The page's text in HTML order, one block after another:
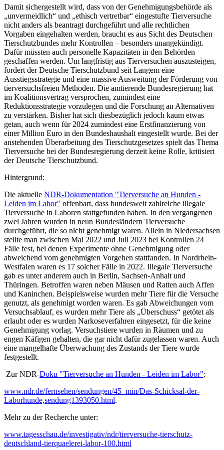
Damit sichergestellt wird, dass von der Genehmigungsbehörde als
„unvermeidlich“ und „ethisch vertretbar“ eingestufte Tierversuche
nicht anders als beantragt durchgeführt und alle rechtlichen
Vorgaben eingehalten werden, braucht es aus Sicht des Deutschen
Tierschutzbundes mehr Kontrollen – besonders unangekündigt.
Dafür müssten auch personelle Kapazitäten in den Behörden
geschaffen werden. Um langfristig aus Tierversuchen auszusteigen,
fordert der Deutsche Tierschutzbund seit Langem eine
Ausstiegsstrategie und eine massive Ausweitung der Förderung von
tierversuchsfreien Methoden. Die amtierende Bundesregierung hat
im Koalitionsvertrag versprochen, zumindest eine
Reduktionsstrategie vorzulegen und die Forschung an Alternativen
zu verstärken. Bisher hat sich diesbezüglich jedoch kaum etwas
getan, auch wenn für 2024 zumindest eine Erstfinanzierung von
einer Million Euro in den Bundeshaushalt eingestellt wurde. Bei der
anstehenden Überarbeitung des Tierschutzgesetzes spielt das Thema
Tierversuche bei der Bundesregierung derzeit keine Rolle, kritisiert
der Deutsche Tierschutzbund.
Hintergrund:
Die aktuelle NDR-Dokumentation "Tierversuche an Hunden -
Leiden im Labor" offenbart, dass bundesweit zahlreiche illegale
Tierversuche in Laboren stattgefunden haben. In den vergangenen
zwei Jahren wurden in neun Bundesländern Tierversuche
durchgeführt, die so nicht genehmigt waren. Allein in Niedersachsen
stellte man zwischen Mai 2022 und Juli 2023 bei Kontrollen 24
Fälle fest, bei denen Experimente ohne Genehmigung oder
abweichend vom genehmigten Vorgehen stattfanden. In Nordrhein-
Westfalen waren es 17 solcher Fälle in 2022. Illegale Tierversuche
gab es unter anderem auch in Berlin, Sachsen-Anhalt und
Thüringen. Betroffen waren neben Mäusen und Ratten auch Affen
und Kaninchen. Beispielsweise wurden mehr Tiere für die Versuche
genutzt, als genehmigt worden waren. Es gab Abweichungen vom
Versuchsablauf, es wurden mehr Tiere als „Überschuss“ getötet als
erlaubt oder es wurden Narkoseverfahren eingesetzt, für die keine
Genehmigung vorlag. Versuchstiere wurden in Räumen und zu
engen Käfigen gehalten, die gar nicht dafür zugelassen waren. Auch
eine mangelhafte Überwachung des Zustands der Tiere wurde
festgestellt.
Zur NDR-Doku "Tierversuche an Hunden - Leiden im Labor":
www.ndr.de/fernsehen/sendungen/45_min/Das-Schicksal-der-
Laborhunde,sendung1393050.html.
Mehr zu der Recherche unter:
www.tagesschau.de/investigativ/ndr/tierversuche-tierschutz-
deutschland-tierquaelerei-labor-100.html